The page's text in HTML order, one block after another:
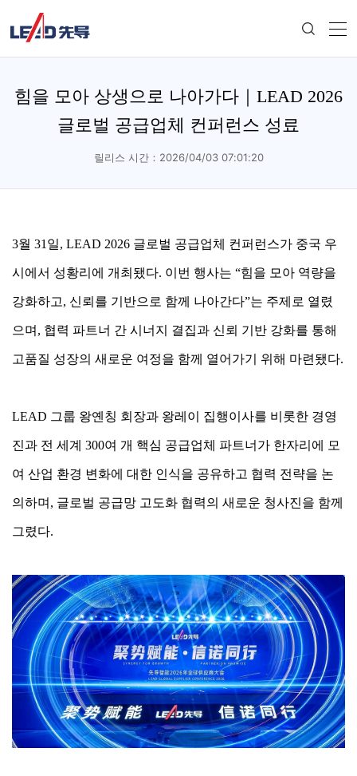
힘을 모아 상생으로 나아가다｜LEAD 2026
글로벌 공급업체 컨퍼런스 성료
릴리스 시간：2026/04/03 07:01:20
3월 31일, LEAD 2026 글로벌 공급업체 컨퍼런스가 중국 우
시에서 성황리에 개최됐다. 이번 행사는 “힘을 모아 역량을
강화하고, 신뢰를 기반으로 함께 나아간다”는 주제로 열렸
으며, 협력 파트너 간 시너지 결집과 신뢰 기반 강화를 통해
고품질 성장의 새로운 여정을 함께 열어가기 위해 마련됐다.
LEAD 그룹 왕옌칭 회장과 왕레이 집행이사를 비롯한 경영
진과 전 세계 300여 개 핵심 공급업체 파트너가 한자리에 모
여 산업 환경 변화에 대한 인식을 공유하고 협력 전략을 논
의하며, 글로벌 공급망 고도화 협력의 새로운 청사진을 함께
그렸다.